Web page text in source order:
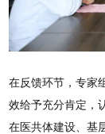
在反馈环节，专家
效给予充分肯定，
在医共体建设、基